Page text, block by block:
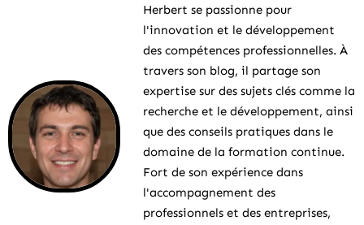
Herbert se passionne pour
l'innovation et le développement
des compétences professionnelles. À
travers son blog, il partage son
expertise sur des sujets clés comme la
recherche et le développement, ainsi
que des conseils pratiques dans le
domaine de la formation continue.
Fort de son expérience dans
l'accompagnement des
professionnels et des entreprises,